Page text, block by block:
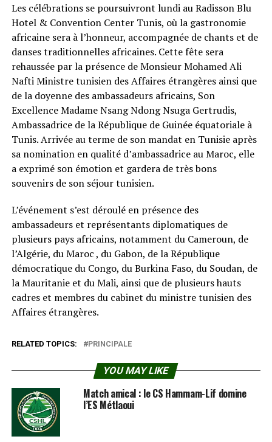
Les célébrations se poursuivront lundi au Radisson Blu
Hotel & Convention Center Tunis, où la gastronomie
africaine sera à l’honneur, accompagnée de chants et de
danses traditionnelles africaines. Cette fête sera
rehaussée par la présence de Monsieur Mohamed Ali
Nafti Ministre tunisien des Affaires étrangères ainsi que
de la doyenne des ambassadeurs africains, Son
Excellence Madame Nsang Ndong Nsuga Gertrudis,
Ambassadrice de la République de Guinée équatoriale à
Tunis. Arrivée au terme de son mandat en Tunisie après
sa nomination en qualité d’ambassadrice au Maroc, elle
a exprimé son émotion et gardera de très bons
souvenirs de son séjour tunisien.
L’événement s’est déroulé en présence des
ambassadeurs et représentants diplomatiques de
plusieurs pays africains, notamment du Cameroun, de
l’Algérie, du Maroc , du Gabon, de la République
démocratique du Congo, du Burkina Faso, du Soudan, de
la Mauritanie et du Mali, ainsi que de plusieurs hauts
cadres et membres du cabinet du ministre tunisien des
Affaires étrangères.
RELATED TOPICS: PRINCIPALE
YOU MAY LIKE
Match amical : le CS Hammam-Lif domine
l’ES Métlaoui